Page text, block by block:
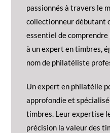
passionnés à travers le
collectionneur débutant
essentiel de
à un expert en timbres,
nom de philatéliste
Un expert en philatélie
approfondie et
timbres. Leur expertise
précision la valeur des